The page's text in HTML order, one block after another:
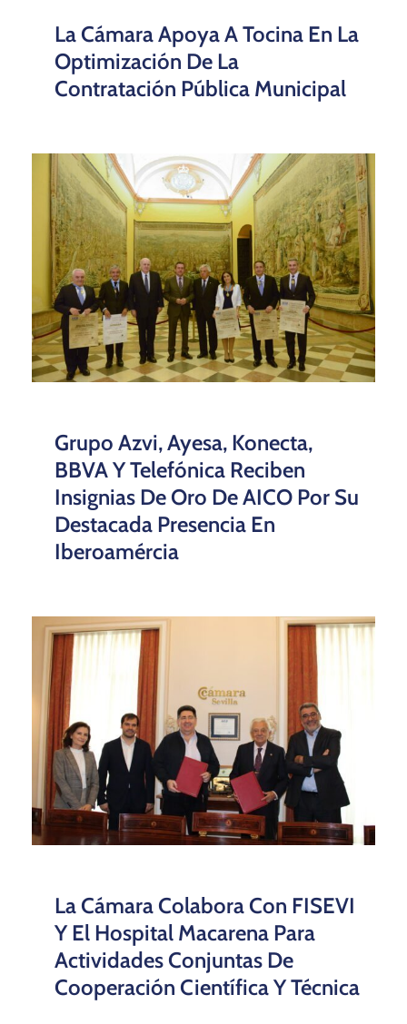
La Cámara Apoya A Tocina En La
Optimización De La
Contratación Pública Municipal
Grupo Azvi, Ayesa, Konecta,
BBVA Y Telefónica Reciben
Insignias De Oro De AICO Por Su
Destacada Presencia En
Iberoamércia
La Cámara Colabora Con FISEVI
Y El Hospital Macarena Para
Actividades Conjuntas De
Cooperación Científica Y Técnica